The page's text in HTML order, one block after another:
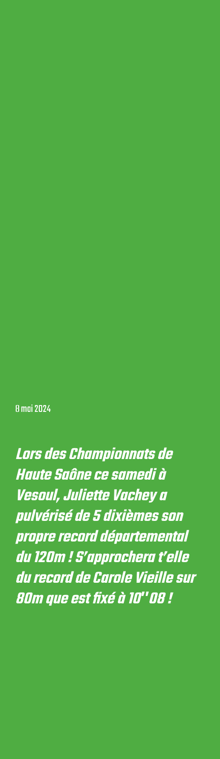
8 mai 2024
Lors des Championnats de
Haute Saône ce samedi à
Vesoul, Juliette Vachey a
pulvérisé de 5 dixièmes son
propre record départemental
du 120m ! S’approchera t’elle
du record de Carole Vieille sur
80m que est fixé à 10″08 !